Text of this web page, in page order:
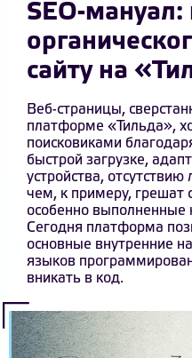
SEO-мануал:
сайту на
Веб-страницы,
платформе «Тильда»,
поисковиками
быстрой загрузке,
устройства,
чем, к примеру, грешат
особенно выполненные
Сегодня платформа
основные внутренние
языков
вникать в код.